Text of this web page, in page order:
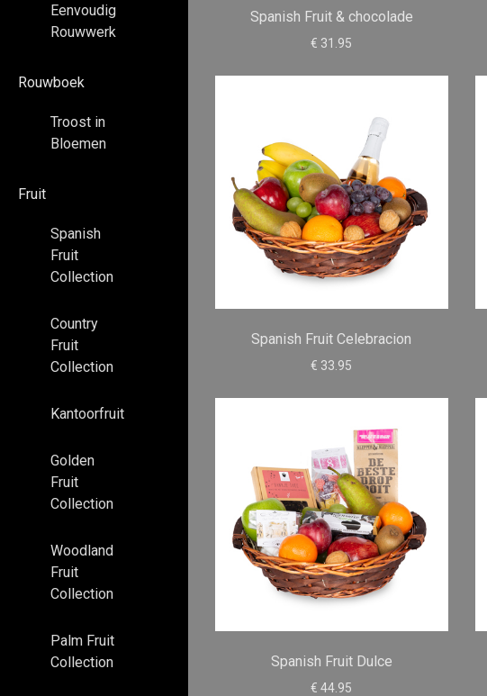
Eenvoudig
Rouwwerk
Rouwboek
Troost in
Bloemen
Fruit
Spanish
Fruit
Collection
Country
Fruit
Collection
Kantoorfruit
Golden
Fruit
Collection
Woodland
Fruit
Collection
Palm Fruit
Collection
Spanish Fruit & chocolade
€ 31.95
Spanish Fruit Celebracion
€ 33.95
Spanish Fruit Dulce
€ 44.95